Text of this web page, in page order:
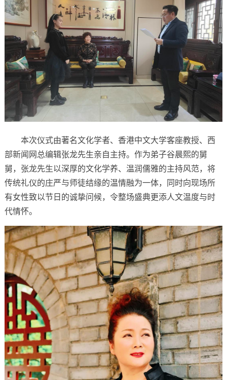
本次仪式由著名文化学者、香港中文大学客座教授、西
部新闻网总编辑张龙先生亲自主持。作为弟子谷晨熙的舅
舅，张龙先生以深厚的文化学养、温润儒雅的主持风范，将
传统礼仪的庄严与师徒结缘的温情融为一体，同时向现场所
有女性致以节日的诚挚问候，令整场盛典更添人文温度与时
代情怀。